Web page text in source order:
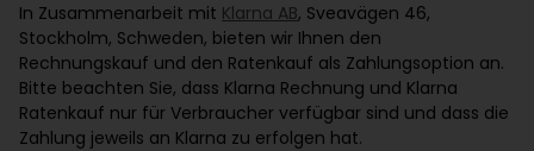
In Zusammenarbeit mit Klarna AB, Sveavägen 46,
Stockholm, Schweden, bieten wir Ihnen den
Rechnungskauf und den Ratenkauf als Zahlungsoption an.
Bitte beachten Sie, dass Klarna Rechnung und Klarna
Ratenkauf nur für Verbraucher verfügbar sind und dass die
Zahlung jeweils an Klarna zu erfolgen hat.